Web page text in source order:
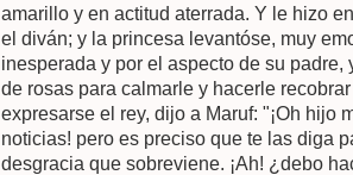
amarillo y en actitud aterrada. Y le hizo
el diván; y la princesa levantóse, muy
inesperada y por el aspecto de su
de rosas para calmarle y hacerle
expresarse el rey, dijo a Maruf: "¡Oh hijo
noticias! pero es preciso que te las diga
desgracia que sobreviene. ¡Ah! ¿debo